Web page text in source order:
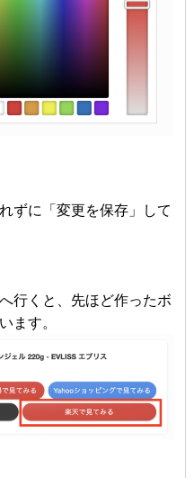
ずに「変更を保存」して
行くと、先ほど作ったボ
ます。